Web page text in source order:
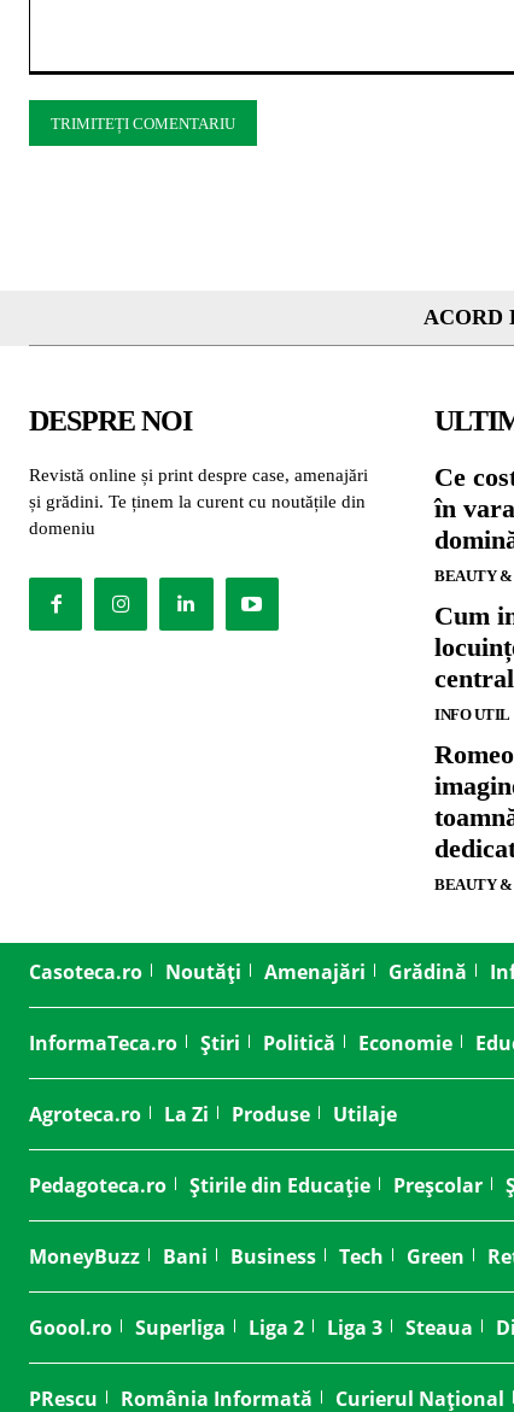
ACORD
DESPRE NOI
Revistă online și print despre case, amenajări
și grădini. Te ținem la curent cu noutățile din
domeniu
Ce
în
BEAUTY &
Cum
INFO UTIL
BEAUTY &
Casoteca.ro Noutăți Amenajări Grădină
InformaTeca.ro Știri Politică Economie
Agroteca.ro La Zi Produse Utilaje
Pedagoteca.ro Știrile din Educație Preșcolar
MoneyBuzz Bani Business Tech Green
Goool.ro Superliga Liga 2 Liga 3 Steaua
PRescu România Informată Curierul Național